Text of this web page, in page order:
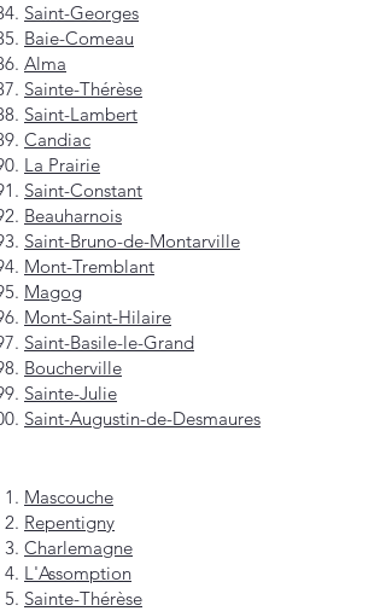
Saint-Georges
Baie-Comeau
Alma
Sainte-Thérèse
Saint-Lambert
Candiac
La Prairie
Saint-Constant
Beauharnois
Saint-Bruno-de-Montarville
Mont-Tremblant
Magog
Mont-Saint-Hilaire
Saint-Basile-le-Grand
Boucherville
Sainte-Julie
Saint-Augustin-de-Desmaures
Mascouche
Repentigny
Charlemagne
L'Assomption
Sainte-Thérèse